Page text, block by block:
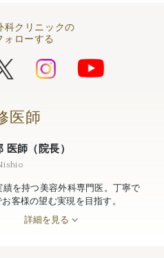
科クリニックの
ォローする
医師
医師（院長）
績を持つ美容外科専門医。丁寧で
客様の望む実現を目指す。
詳細を見る